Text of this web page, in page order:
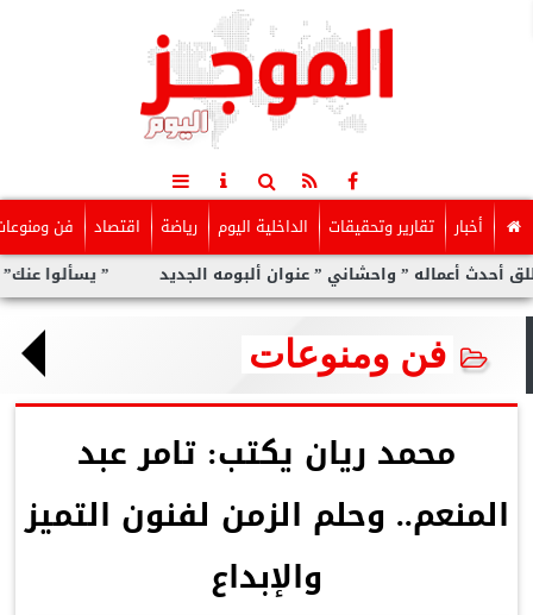
أخبار تقارير وتحقيقات الداخلية اليوم رياضة اقتصاد فن
” يسألوا عنك” أولى ” واحشاني ” عنوان ألبومه الجديد
فن ومنوعات
محمد ريان يكتب: تامر عبد
المنعم.. وحلم الزمن لفنون التميز
والإبداع